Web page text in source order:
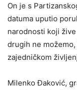
On je s
datuma uputio
narodnosti koji
drugih ne
zajedničkom
Milenko Đaković,